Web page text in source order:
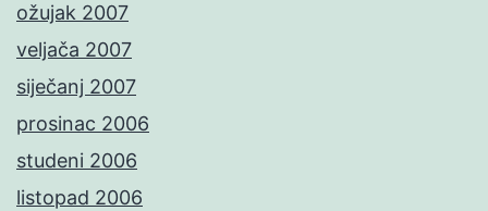
ožujak 2007
veljača 2007
siječanj 2007
prosinac 2006
studeni 2006
listopad 2006